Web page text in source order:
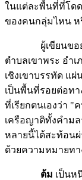
ในแต่ละพื้นที่ที่โดด
ของคนกลุ่มไหน
ผู้เขียนขอยกตั
ตำบลเขาพระ อำ
เชิงเขาบรรทัด แ
เป็นพื้นที่รอยต่อท
ที่เรียกตนเองว่า "
เครือญาติทั้งคำม
หลายนี้ได้สะท้อน
ด้วยความหมายท
ต้ม เป็นห